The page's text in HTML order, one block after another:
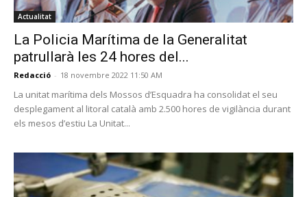
Actualitat
La Policia Marítima de la Generalitat
patrullarà les 24 hores del...
Redacció - 18 novembre 2022 11:50 AM
La unitat marítima dels Mossos d’Esquadra ha consolidat el seu
desplegament al litoral català amb 2.500 hores de vigilància durant
els mesos d’estiu La Unitat...